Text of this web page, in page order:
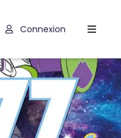
Connexion